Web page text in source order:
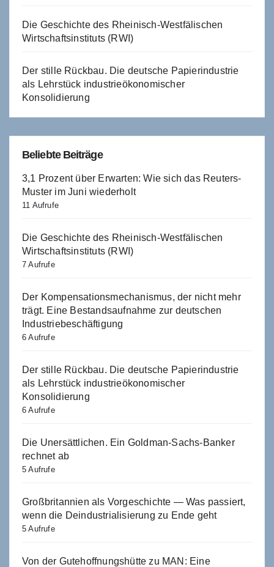
Die Geschichte des Rheinisch-Westfälischen
Wirtschaftsinstituts (RWI)
Der stille Rückbau. Die deutsche Papierindustrie
als Lehrstück industrieökonomischer
Konsolidierung
Beliebte Beiträge
3,1 Prozent über Erwarten: Wie sich das Reuters-
Muster im Juni wiederholt
11 Aufrufe
Die Geschichte des Rheinisch-Westfälischen
Wirtschaftsinstituts (RWI)
7 Aufrufe
Der Kompensationsmechanismus, der nicht mehr
trägt. Eine Bestandsaufnahme zur deutschen
Industriebeschäftigung
6 Aufrufe
Der stille Rückbau. Die deutsche Papierindustrie
als Lehrstück industrieökonomischer
Konsolidierung
6 Aufrufe
Die Unersättlichen. Ein Goldman-Sachs-Banker
rechnet ab
5 Aufrufe
Großbritannien als Vorgeschichte — Was passiert,
wenn die Deindustrialisierung zu Ende geht
5 Aufrufe
Von der Gutehoffnungshütte zu MAN: Eine